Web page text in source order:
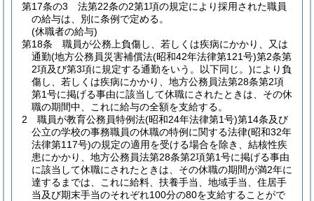
第17条の3
法第22条の2第1項の規定により採用された職員
の給与は、別に条例で定める。
(休職者の給与)
第18条
職員が公務上負傷し、若しくは疾病にかかり、又は
通勤(地方公務員災害補償法(昭和42年法律第121号)第2条第
2項及び第3項に規定する通勤をいう。以下同じ。)により負
傷し、若しくは疾病にかかり、地方公務員法第28条第2項
第1号に掲げる事由に該当して休職にされたときは、その休
職の期間中、これに給与の全額を支給する。
2
職員が教育公務員特例法(昭和24年法律第1号)第14条及び
公立の学校の事務職員の休職の特例に関する法律(昭和32年
法律第117号)の規定の適用を受ける場合を除き、結核性疾
患にかかり、地方公務員法第28条第2項第1号に掲げる事由
に該当して休職にされたときは、その休職の期間が満2年に
達するまでは、これに給料、扶養手当、地域手当、住居手
当及び期末手当のそれぞれ100分の80を支給することがで